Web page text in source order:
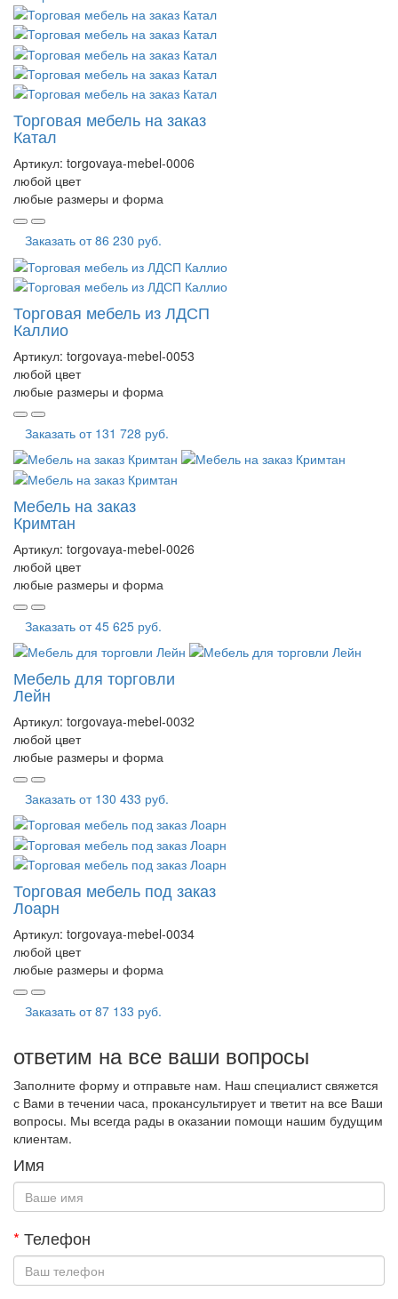
Торговая мебель на заказ
Катал
Артикул: torgovaya-mebel-0006
любой цвет
любые размеры и форма
Заказать от86 230 руб.
Торговая мебель из ЛДСП
Каллио
Артикул: torgovaya-mebel-0053
любой цвет
любые размеры и форма
Заказать от 131 728 руб.
Мебель на заказ
Кримтан
Артикул: torgovaya-mebel-0026
любой цвет
любые размеры и форма
Заказать от45 625 руб.
Мебель для торговли
Лейн
Артикул: torgovaya-mebel-0032
любой цвет
любые размеры и форма
Заказать от 130 433 руб.
Торговая мебель под заказ
Лоарн
Артикул: torgovaya-mebel-0034
любой цвет
любые размеры и форма
Заказать от87 133 руб.
ответим на все ваши вопросы
Заполните форму и отправьте нам. Наш специалист свяжется
с Вами в течении часа, прокансультирует и тветит на все Ваши
вопросы. Мы всегда рады в оказании помощи нашим будущим
клиентам.
Имя
* Телефон